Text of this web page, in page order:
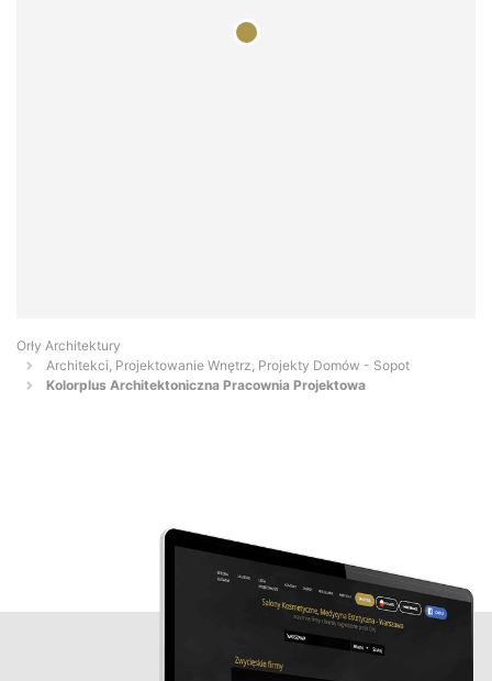
Orły Architektury
Architekci, Projektowanie Wnętrz, Projekty Domów - Sopot
Kolorplus Architektoniczna Pracownia Projektowa